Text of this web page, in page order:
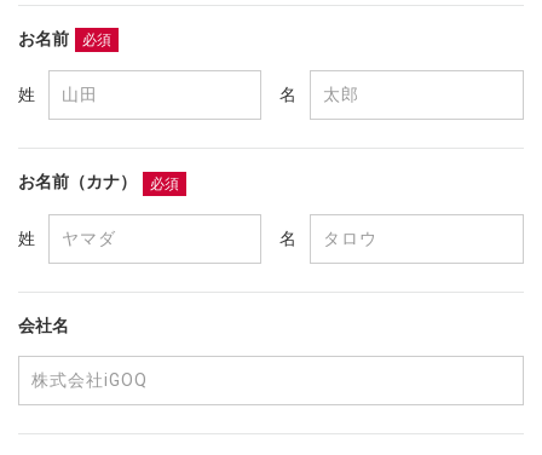
お名前 必須
姓 名
お名前（カナ） 必須
姓 名
会社名